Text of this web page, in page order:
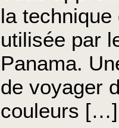
la technique
utilisée par
Panama.
de voyager
couleurs […]